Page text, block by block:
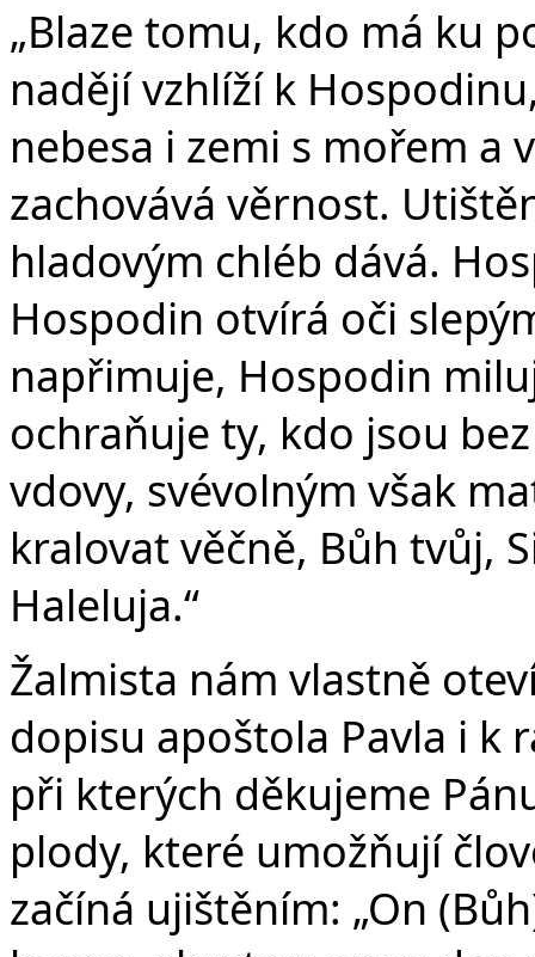
„Blaze tomu, kdo má ku
nadějí vzhlíží k
nebesa i zemi s mořem a
zachovává věrnost.
hladovým chléb dává.
Hospodin otvírá oči
napřimuje, Hospodin
ochraňuje ty, kdo jsou
vdovy, svévolným však
kralovat věčně, Bůh tvůj,
Haleluja.“
Žalmista nám vlastně
dopisu apoštola Pavla i k
při kterých děkujeme
plody, které umožňují
začíná ujištěním: „On